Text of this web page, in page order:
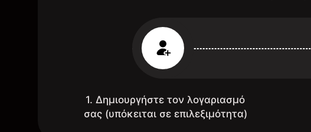
1. Δημιουργήστε τον λογαριασμό
σας (υπόκειται σε επιλεξιμότητα)